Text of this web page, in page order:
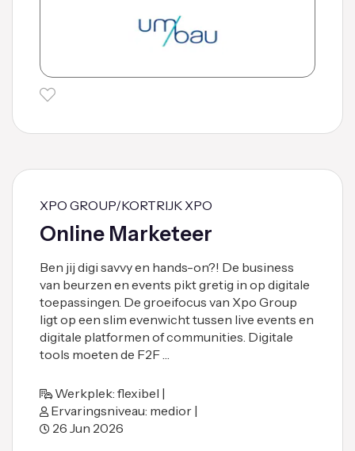
XPO GROUP/KORTRIJK XPO
Online Marketeer
Ben jij digi savvy en hands-on?! De business
van beurzen en events pikt gretig in op digitale
toepassingen. De groeifocus van Xpo Group
ligt op een slim evenwicht tussen live events en
digitale platformen of communities. Digitale
tools moeten de F2F …
Werkplek: flexibel |
Ervaringsniveau: medior |
26 Jun 2026